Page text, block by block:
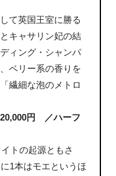
て英国王室に勝る
キャサリン妃の結
ィング・シャンパ
ベリー系の香りを
繊細な泡のメトロ
円 ／ハーフ
トの起源ともさ
1本はモエというほ